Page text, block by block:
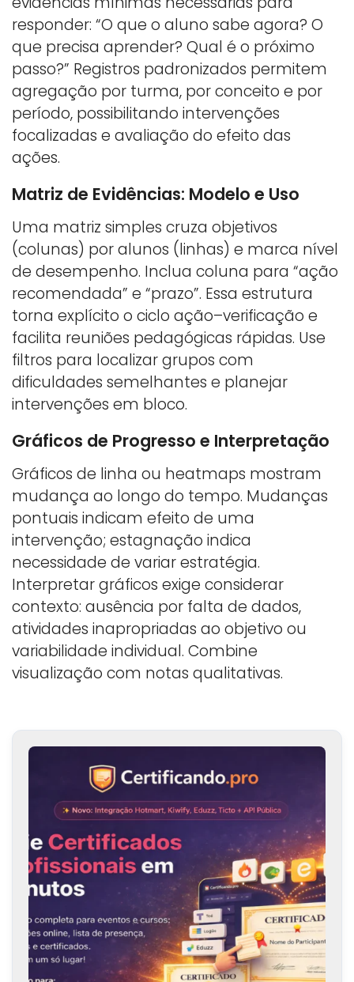
responder: “O que o aluno sabe agora? O
que precisa aprender? Qual é o próximo
passo?” Registros padronizados permitem
agregação por turma, por conceito e por
período, possibilitando intervenções
focalizadas e avaliação do efeito das
ações.
Matriz de Evidências: Modelo e Uso
Uma matriz simples cruza objetivos
(colunas) por alunos (linhas) e marca nível
de desempenho. Inclua coluna para “ação
recomendada” e “prazo”. Essa estrutura
torna explícito o ciclo ação–verificação e
facilita reuniões pedagógicas rápidas. Use
filtros para localizar grupos com
dificuldades semelhantes e planejar
intervenções em bloco.
Gráficos de Progresso e Interpretação
Gráficos de linha ou heatmaps mostram
mudança ao longo do tempo. Mudanças
pontuais indicam efeito de uma
intervenção; estagnação indica
necessidade de variar estratégia.
Interpretar gráficos exige considerar
contexto: ausência por falta de dados,
atividades inapropriadas ao objetivo ou
variabilidade individual. Combine
visualização com notas qualitativas.